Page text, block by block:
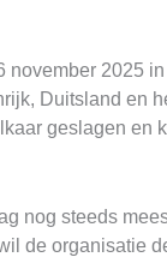
2025
Duitsland en
geslagen en
nog steeds
de organisatie